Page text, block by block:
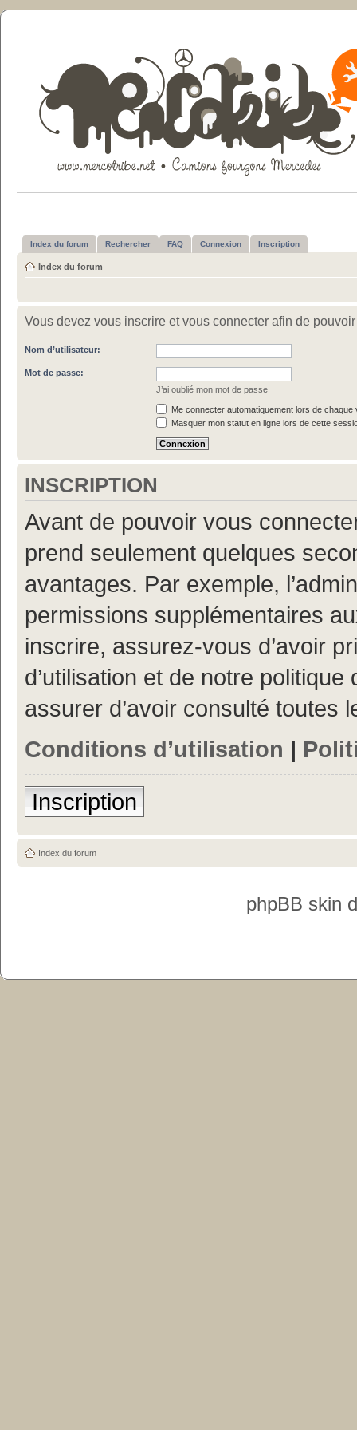
Index du forum Rechercher FAQ Connexion Inscription
Index du forum
Vous devez vous inscrire et vous connecter afin de
Nom d’utilisateur:
Mot de passe:
J’ai oublié mon mot de passe
Me connecter automatiquement lors de chaque
Masquer mon statut en ligne lors de cette
INSCRIPTION
Avant de pouvoir vous
prend seulement quelques
avantages. Par exemple,
permissions supplémentaires
inscrire, assurez-vous d’avoir
d’utilisation et de notre
assurer d’avoir consulté toutes
Conditions d’utilisation |
Inscription
Index du forum
phpBB skin